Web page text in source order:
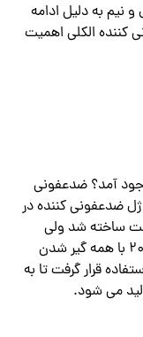
نیم به دلیل ادامه
کننده الکلی اهمیت
آمد؟ ضدعفونی
ژل ضدعفونی کننده در
ساخته شد ولی
مورد استقبال قرار نگرفت تا اینکه درسال ۲۰۰۹ با همه گیر شدن
قرار گرفت تا به
می شود.